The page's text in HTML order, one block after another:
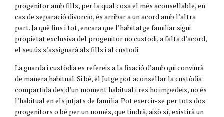
progenitor amb fills, per la qual cosa el més aconsellable, en
cas de separació divorcio, és arribar a un acord amb l’altra
part. Ja què fins i tot, encara que l’habitatge familiar sigui
propietat exclusiva del progenitor no custodi, a falta d’acord,
el seu ús s’assignarà als fills i al custodi.
La guarda i custòdia es refereix a la fixació d’amb qui conviurà
de manera habitual. Si bé, el Jutge pot aconsellar la custòdia
compartida des d’un moment habitual i res ho impedeix, no és
l’habitual en els jutjats de família. Pot exercir-se per tots dos
progenitors o bé per un només, que tindrà, això sí, existirà un